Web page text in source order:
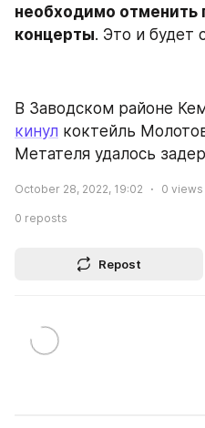
необходимо
концерты. Это и будет
кинул коктейль
Метателя удалось
October 28, 2022, 19:02 0 views
0 reposts
Repost